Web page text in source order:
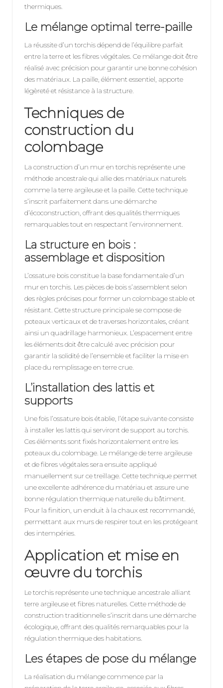
thermiques.
Le mélange optimal terre-paille
La réussite d’un torchis dépend de l’équilibre parfait
entre la terre et les fibres végétales. Ce mélange doit être
réalisé avec précision pour garantir une bonne cohésion
des matériaux. La paille, élément essentiel, apporte
légèreté et résistance à la structure.
Techniques de
construction du
colombage
La construction d’un mur en torchis représente une
méthode ancestrale qui allie des matériaux naturels
comme la terre argileuseet la paille. Cette technique
s’inscrit parfaitement dans une démarche
d’écoconstruction, offrant des qualités thermiques
remarquables tout en respectant l’environnement.
La structure en bois :
assemblage et disposition
L’ossature bois constitue la base fondamentale d’un
mur en torchis. Les pièces de bois s’assemblent selon
des règles précises pour former un colombage stable et
résistant. Cette structure principale se compose de
poteaux verticaux et de traverses horizontales, créant
ainsi un quadrillage harmonieux. L’espacement entre
les éléments doit être calculé avec précision pour
garantir la solidité de l’ensemble et faciliter la mise en
place du remplissage en terre crue.
L’installation des lattis et
supports
Une fois l’ossature bois établie, l’étape suivante consiste
à installer les lattis qui serviront de support au torchis.
Ces éléments sont fixés horizontalement entre les
poteaux du colombage. Le mélange de terre argileuse
et de fibres végétales sera ensuite appliqué
manuellement sur ce treillage. Cette technique permet
une excellente adhérence du matériau et assure une
bonne régulation thermique naturelle du bâtiment.
Pour la finition, un enduit à la chaux est recommandé,
permettant aux murs de respirer tout en les protégeant
des intempéries.
Application et mise en
œuvre du torchis
Le torchis représente une technique ancestrale alliant
terre argileuse et fibres naturelles. Cette méthode de
construction traditionnelle s’inscrit dans une démarche
écologique, offrant des qualités remarquables pour la
régulation thermique des habitations.
Les étapes de pose du mélange
La réalisation du mélange commence par la